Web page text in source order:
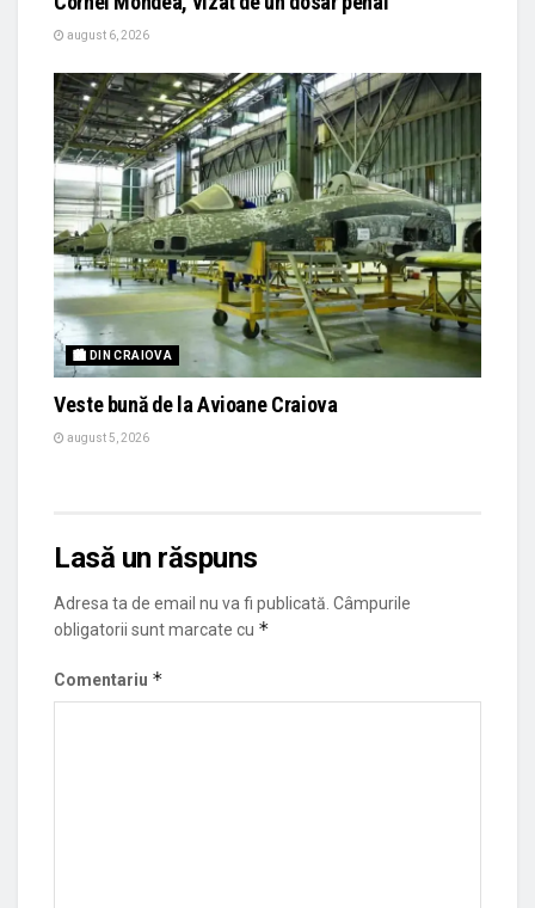
august 6, 2026
🏙 DIN CRAIOVA
Veste bună de la Avioane Craiova
august 5, 2026
Lasă un răspuns
Adresa ta de email nu va fi publicată. Câmpurile
obligatorii sunt marcate cu *
Comentariu *